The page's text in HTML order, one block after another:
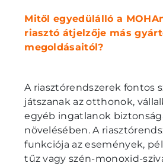
Mitől egyedülálló a
riasztó átjelzője más
megoldásaitól?
A riasztórendszerek fontos
játszanak az otthonok,
egyéb ingatlanok
növelésében. A
funkciója az események,
tűz vagy szén-monoxid-